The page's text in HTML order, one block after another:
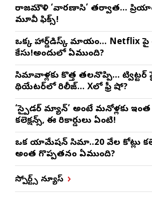
రాజమౌళి ‘వారణాసి’ తర్వాత…
మూవీ ఫిక్స్!
ఒక్క హార్డ్‌డిస్క్ మాయం… Netflix పై
కేసు!అందులో ఏముంది?
సినిమావాళ్లకు కొత్త తలనొప్పి… ట్విట్టర్
థియేటర్‌లో రిలీజ్… Xలో ఫ్రీ షో?
‘స్పైడర్ మ్యాన్’ అంటే మనోళ్లకు
కలెక్షన్స్, ఈ రికార్డులు ఏంటి!
ఒక యానిమేషన్ సినిమా..20 వేల కోట్లు
అంత గొప్పతనం ఏముంది?
స్పోర్ట్స్ న్యూస్